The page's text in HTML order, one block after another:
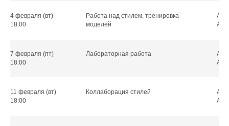
4 февраля (вт)
18:00
Работа над стилем, тренировка
моделей
7 февраля (пт)
18:00
Лабораторная работа
11 февраля (вт)
18:00
Коллаборация стилей